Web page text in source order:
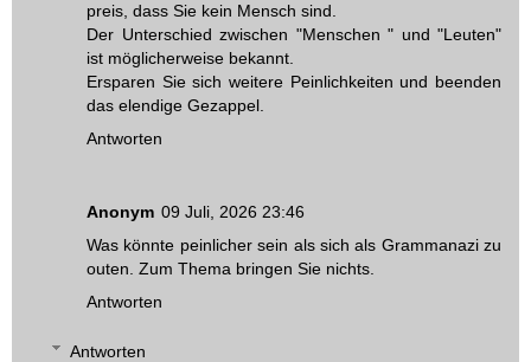
preis, dass Sie kein Mensch sind.
Der Unterschied zwischen "Menschen " und "Leuten"
ist möglicherweise bekannt.
Ersparen Sie sich weitere Peinlichkeiten und beenden
das elendige Gezappel.
Antworten
Anonym 09 Juli, 2026 23:46
Was könnte peinlicher sein als sich als Grammanazi zu
outen. Zum Thema bringen Sie nichts.
Antworten
Antworten